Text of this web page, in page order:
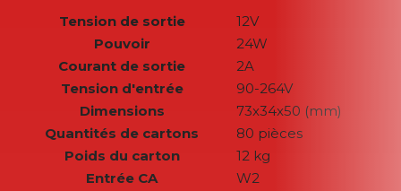
Tension de sortie
12V
Pouvoir
24W
Courant de sortie
2A
Tension d'entrée
90-264V
Dimensions
73x34x50 (mm)
Quantités de cartons
80 pièces
Poids du carton
12 kg
Entrée CA
W2